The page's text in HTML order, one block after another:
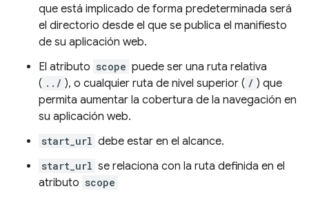
que está implicado de forma predeterminada será
el directorio desde el que se publica el manifiesto
de su aplicación web.
El atributo scope puede ser una ruta relativa
( ../ ), o cualquier ruta de nivel superior ( / ) que
permita aumentar la cobertura de la navegación en
su aplicación web.
start_url debe estar en el alcance.
start_url se relaciona con la ruta definida en el
atributo scope